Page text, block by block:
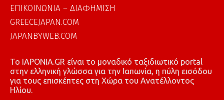
ΕΠΙΚΟΙΝΩΝΙΑ – ΔΙΑΦΗΜΙΣΗ
GREECEJAPAN.COM
JAPANBYWEB.COM
To IAPONIA.GR είναι το μοναδικό ταξιδιωτικό portal
στην ελληνική γλώσσα για την Ιαπωνία, η πύλη εισόδου
για τους επισκέπτες στη Χώρα του Ανατέλλοντος
Ηλίου.